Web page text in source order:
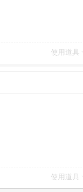
使用道具
使用道具